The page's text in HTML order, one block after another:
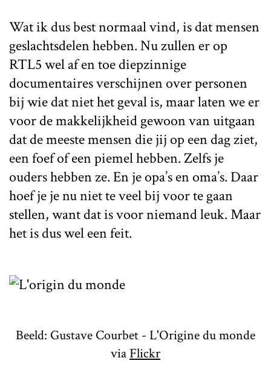
Wat ik dus best normaal vind, is dat mensen
geslachtsdelen hebben. Nu zullen er op
RTL5 wel af en toe diepzinnige
documentaires verschijnen over personen
bij wie dat niet het geval is, maar laten we er
voor de makkelijkheid gewoon van uitgaan
dat de meeste mensen die jij op een dag ziet,
een foef of een piemel hebben. Zelfs je
ouders hebben ze. En je opa’s en oma’s. Daar
hoef je je nu niet te veel bij voor te gaan
stellen, want dat is voor niemand leuk. Maar
het is dus wel een feit.
Beeld: Gustave Courbet - L'Origine du monde
via Flickr